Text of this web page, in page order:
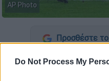
Do Not Process My
AP Photo
Προσθέστε
ΗΣοσιεδάδαπέσπασε